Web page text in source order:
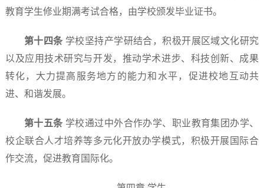
教育学生修业期满考试合格，由学校颁发毕业证书。
第十四条 学校坚持产学研结合，积极开展区域文化研究
以及应用技术研究与开发，推动学术进步、科技创新、成果
转化，大力提高服务地方的能力和水平，促进校地互动共
进、和谐发展。
第十五条 学校通过中外合作办学、职业教育集团办学、
校企联合人才培养等多元化开放办学模式，积极开展国际合
作交流，促进教育国际化。